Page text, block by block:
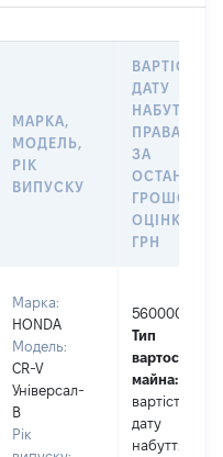
МАРКА,
МОДЕЛЬ,
РІК
ВИПУСКУ
ВАРТІСТЬ
ДАТУ
НАБУТТЯ
ПРАВА АБО
ЗА
ОЦІНКОЮ,
ГРН
Марка:
HONDA
Модель:
CR-V
Універсал-
В
Рік
560000
Тип
вартості
майна:
вартість на
дату
набуття